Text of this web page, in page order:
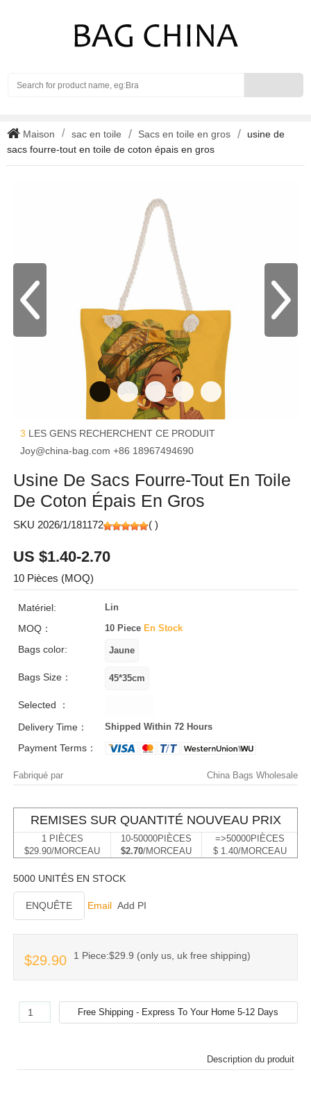
Maison sac en toile Sacs en toile en gros
usine de
sacs fourre-tout en toile de coton épais en gros
3 LES GENS RECHERCHENT CE PRODUIT
Joy@china-bag.com +86 18967494690
Usine De Sacs Fourre-Tout En Toile
De Coton Épais En Gros
SKU 2026/1/181172 ( )
US $1.40-2.70
10 Pièces (MOQ)
Matériel: Lin
MOQ： 10 Piece En Stock
Bags color:
Bags Size：
Selected ：
Delivery Time：
Shipped Within 72 Hours
Payment Terms：
Fabriqué par China Bags Wholesale
REMISES SUR QUANTITÉ NOUVEAU PRIX
1 PIÈCES
$29.90/MORCEAU
10-50000PIÈCES
$2.70/MORCEAU
=>50000PIÈCES
$ 1.40/MORCEAU
5000 UNITÉS EN STOCK
ENQUÊTE Email Add PI
$29.90 1 Piece:$29.9 (only us, uk free shipping)
Description du produit